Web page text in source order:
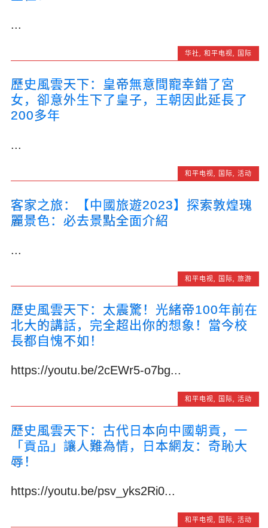
...
华社, 和平电视, 国际
歷史風雲天下：皇帝無意間寵幸錯了宮
女，卻意外生下了皇子，王朝因此延長了
200多年
...
和平电视, 国际, 活动
客家之旅：【中國旅遊2023】探索敦煌瑰
麗景色：必去景點全面介紹
...
和平电视, 国际, 旅游
歷史風雲天下：太震驚！光緒帝100年前在
北大的講話，完全超出你的想象！當今校
長都自愧不如！
https://youtu.be/2cEWr5-o7bg...
和平电视, 国际, 活动
歷史風雲天下：古代日本向中國朝貢，一
「貢品」讓人難為情，日本網友：奇恥大
辱！
https://youtu.be/psv_yks2Ri0...
和平电视, 国际, 活动